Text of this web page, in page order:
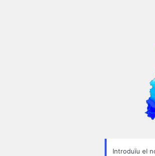
Introduïu el